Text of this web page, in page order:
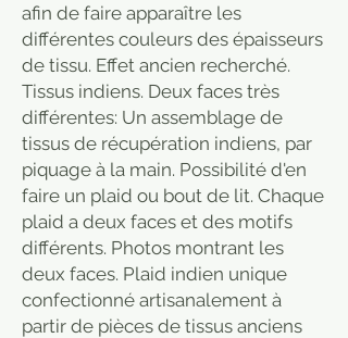
afin de faire apparaître les
différentes couleurs des épaisseurs
de tissu. Effet ancien recherché.
Tissus indiens. Deux faces très
différentes: Un assemblage de
tissus de récupération indiens, par
piquage à la main. Possibilité d'en
faire un plaid ou bout de lit. Chaque
plaid a deux faces et des motifs
différents. Photos montrant les
deux faces. Plaid indien unique
confectionné artisanalement à
partir de pièces de tissus anciens